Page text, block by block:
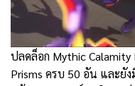
ปลดล็อก Mythic Calamity
Prisms ครบ 50 อัน และยั